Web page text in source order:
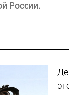
России.